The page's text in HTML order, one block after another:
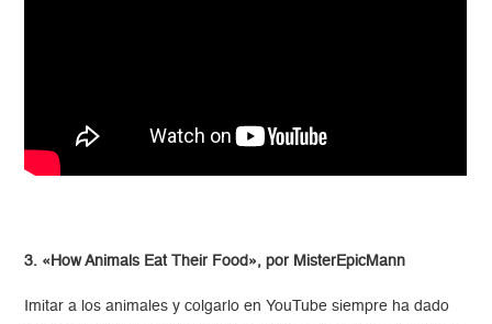
3. «How Animals Eat Their Food», por MisterEpicMann
Imitar a los animales y colgarlo en YouTube siempre ha dado